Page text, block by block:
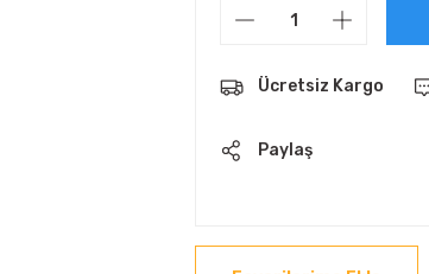
Ücretsiz Kargo
Paylaş